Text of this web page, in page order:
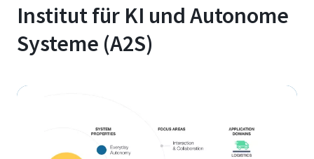
Institut für KI und Autonome
Systeme (A2S)